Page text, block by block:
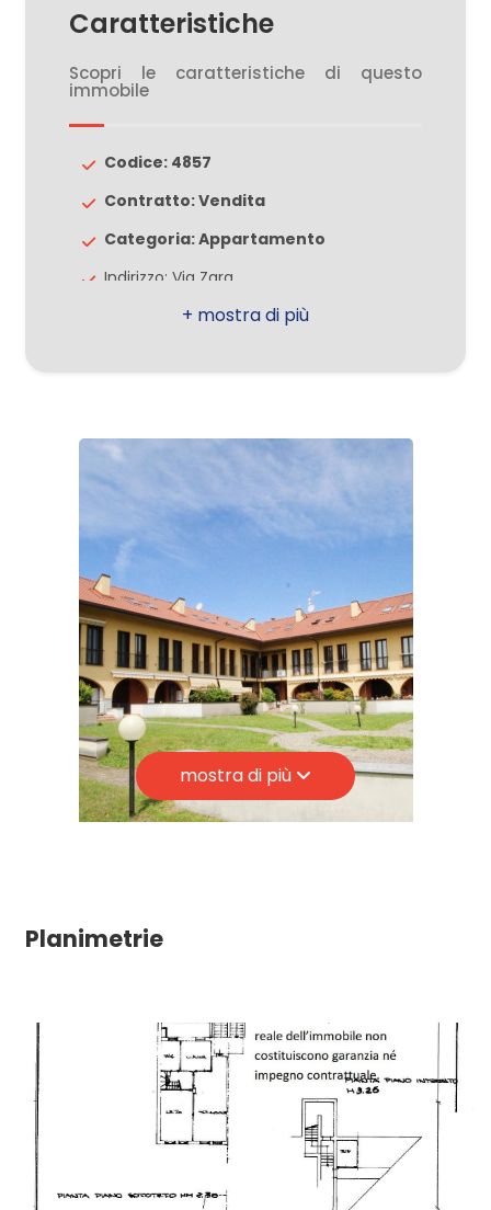
Caratteristiche
Scopri le caratteristiche di questo
immobile
Codice: 4857
Contratto: Vendita
Categoria: Appartamento
Indirizzo: Via Zara
Comune: Misinto
Locali: 3
Stato conservazione: Buono
Piano: Su due livelli
Piani totali: 2
Riscaldamento: Autonomo
Appartamenti Totali: 16
Anno di costruzione: 1998
Stato attuale: Libero al rogito
Spese condominio: € 83
Balconi: Presente
Posizione: Semicentrale
mostra di più
Planimetrie
multiscelta
Giardino
Posto auto/Box
Balcone/Terrazzo
Ascensore
Arredato